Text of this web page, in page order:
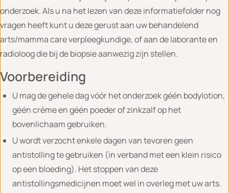
onderzoek. Als u na het lezen van deze informatiefolder nog
vragen heeft kunt u deze gerust aan uw behandelend
arts/mamma care verpleegkundige, of aan de laborante en
radioloog die bij de biopsie aanwezig zijn stellen.
Voorbereiding
U mag de gehele dag vóór het onderzoek géén bodylotion,
géén crème en géén poeder of zinkzalf op het
bovenlichaam gebruiken.
U wordt verzocht enkele dagen van tevoren geen
antistolling te gebruiken (in verband met een klein risico
op een bloeding). Het stoppen van deze
antistollingsmedicijnen moet wel in overleg met uw arts.